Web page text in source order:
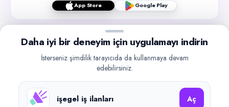
App Store Google Play
işegel.net bir ilan yayın platformudur; iş bulma aracılığı veya işe
yerleştirme faaliyeti yapmaz.
Daha iyi bir deneyim için uygulamayı indirin
İsterseniz şimdilik tarayıcıda da kullanmaya devam
edebilirsiniz.
işegel iş ilanları Aç